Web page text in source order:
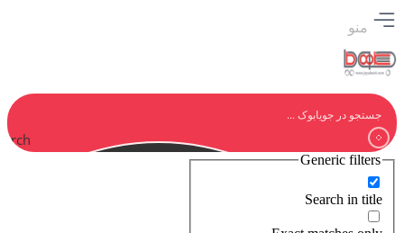
منو
Generic filters
Search in title